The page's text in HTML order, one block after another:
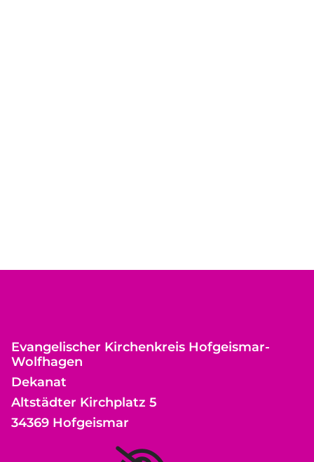
Evangelischer Kirchenkreis Hofgeismar-
Wolfhagen
Dekanat
Altstädter Kirchplatz 5
34369 Hofgeismar